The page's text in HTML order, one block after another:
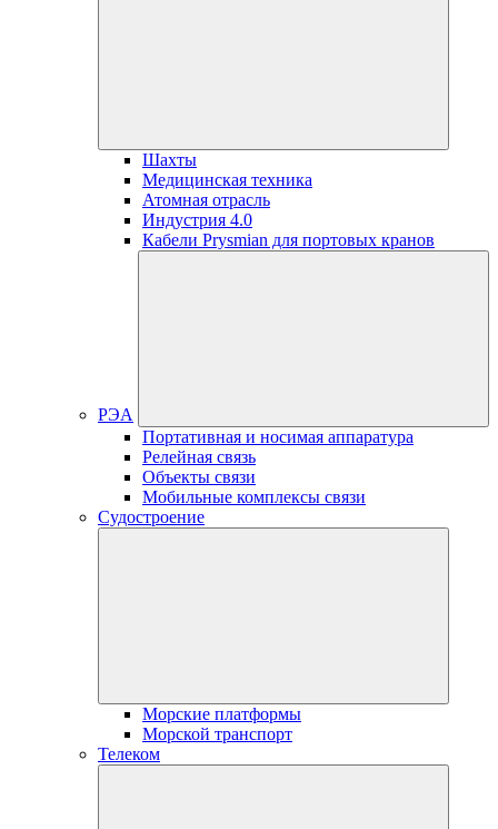
Шахты
Медицинская техника
Атомная отрасль
Индустрия 4.0
Кабели Prysmian для портовых кранов
РЭА
Портативная и носимая аппаратура
Релейная связь
Объекты связи
Мобильные комплексы связи
Судостроение
Морские платформы
Морской транспорт
Телеком